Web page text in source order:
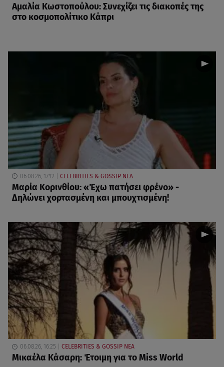
Αμαλία Κωστοπούλου: Συνεχίζει τις διακοπές της
στο κοσμοπολίτικο Κάπρι
06.08.26, 17:12 CELEBRITIES & GOSSIP ΝΕΑ
Μαρία Κορινθίου: «Έχω πατήσει φρένο» -
Δηλώνει χορτασμένη και μπουχτισμένη!
06.08.26, 16:25 CELEBRITIES & GOSSIP ΝΕΑ
Μικαέλα Κάσαρη: Έτοιμη για το Miss World